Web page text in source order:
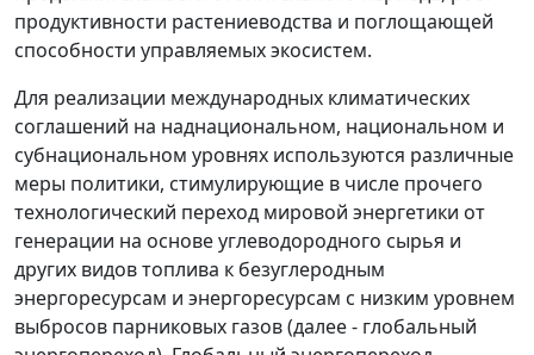
продуктивности растениеводства и поглощающей
способности управляемых экосистем.
Для реализации международных климатических
соглашений на наднациональном, национальном и
субнациональном уровнях используются различные
меры политики, стимулирующие в числе прочего
технологический переход мировой энергетики от
генерации на основе углеводородного сырья и
других видов топлива к безуглеродным
энергоресурсам и энергоресурсам с низким уровнем
выбросов парниковых газов (далее - глобальный